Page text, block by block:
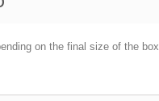
on the final size of the box